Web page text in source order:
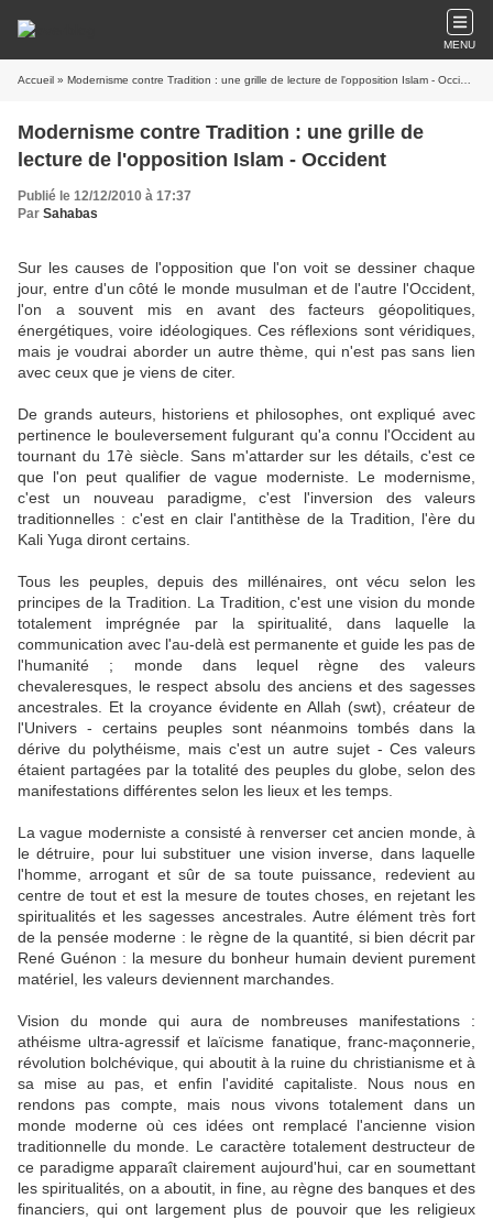
MENU
Accueil » Modernisme contre Tradition : une grille de lecture de l'opposition Islam - Occident
Modernisme contre Tradition : une grille de
lecture de l'opposition Islam - Occident
Publié le 12/12/2010 à 17:37
Par Sahabas
Sur les causes de l'opposition que l'on voit se dessiner chaque
jour, entre d'un côté le monde musulman et de l'autre l'Occident,
l'on a souvent mis en avant des facteurs géopolitiques,
énergétiques, voire idéologiques. Ces réflexions sont véridiques,
mais je voudrai aborder un autre thème, qui n'est pas sans lien
avec ceux que je viens de citer.
De grands auteurs, historiens et philosophes, ont expliqué avec
pertinence le bouleversement fulgurant qu'a connu l'Occident au
tournant du 17è siècle. Sans m'attarder sur les détails, c'est ce
que l'on peut qualifier de vague moderniste. Le modernisme,
c'est un nouveau paradigme, c'est l'inversion des valeurs
traditionnelles : c'est en clair l'antithèse de la Tradition, l'ère du
Kali Yuga diront certains.
Tous les peuples, depuis des millénaires, ont vécu selon les
principes de la Tradition. La Tradition, c'est une vision du monde
totalement imprégnée par la spiritualité, dans laquelle la
communication avec l'au-delà est permanente et guide les pas de
l'humanité ; monde dans lequel règne des valeurs
chevaleresques, le respect absolu des anciens et des sagesses
ancestrales. Et la croyance évidente en Allah (swt), créateur de
l'Univers - certains peuples sont néanmoins tombés dans la
dérive du polythéisme, mais c'est un autre sujet - Ces valeurs
étaient partagées par la totalité des peuples du globe, selon des
manifestations différentes selon les lieux et les temps.
La vague moderniste a consisté à renverser cet ancien monde, à
le détruire, pour lui substituer une vision inverse, dans laquelle
l'homme, arrogant et sûr de sa toute puissance, redevient au
centre de tout et est la mesure de toutes choses, en rejetant les
spiritualités et les sagesses ancestrales. Autre élément très fort
de la pensée moderne : le règne de la quantité, si bien décrit par
René Guénon : la mesure du bonheur humain devient purement
matériel, les valeurs deviennent marchandes.
Vision du monde qui aura de nombreuses manifestations :
athéisme ultra-agressif et laïcisme fanatique, franc-maçonnerie,
révolution bolchévique, qui aboutit à la ruine du christianisme et à
sa mise au pas, et enfin l'avidité capitaliste. Nous nous en
rendons pas compte, mais nous vivons totalement dans un
monde moderne où ces idées ont remplacé l'ancienne vision
traditionnelle du monde. Le caractère totalement destructeur de
ce paradigme apparaît clairement aujourd'hui, car en soumettant
les spiritualités, on a aboutit, in fine, au règne des banques et des
financiers, qui ont largement plus de pouvoir que les religieux